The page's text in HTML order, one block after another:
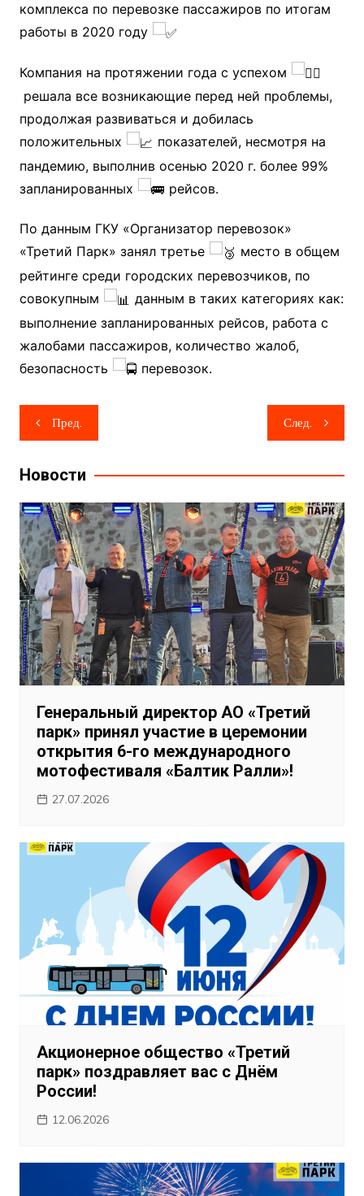
комплекса по перевозке пассажиров по итогам
работы в 2020 году
Компания на протяжении года с успехом
решала все возникающие перед ней проблемы,
продолжая развиваться и добилась
положительных
показателей, несмотря на
пандемию, выполнив осенью 2020 г. более 99%
запланированных
рейсов.
По данным ГКУ «Организатор перевозок»
«Третий Парк» занял третье
место в общем
рейтинге среди городских перевозчиков, по
совокупным
данным в таких категориях как:
выполнение запланированных рейсов, работа с
жалобами пассажиров, количество жалоб,
безопасность
перевозок.
Навигация
по
записям
Пред. След.
Новости
Генеральный директор АО «Третий
парк» принял участие в церемонии
открытия 6-го международного
мотофестиваля «Балтик Ралли»!
27.07.2026
Акционерное общество «Третий
парк» поздравляет вас с Днём
России!
12.06.2026